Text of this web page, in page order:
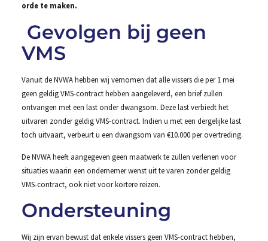
orde te maken.
Gevolgen bij geen
VMS
Vanuit de NVWA hebben wij vernomen dat alle vissers die per 1 mei
geen geldig VMS-contract hebben aangeleverd, een brief zullen
ontvangen met een last onder dwangsom. Deze last verbiedt het
uitvaren zonder geldig VMS-contract. Indien u met een dergelijke last
toch uitvaart, verbeurt u een dwangsom van €10.000 per overtreding.
De NVWA heeft aangegeven geen maatwerk te zullen verlenen voor
situaties waarin een ondernemer wenst uit te varen zonder geldig
VMS-contract, ook niet voor kortere reizen.
Ondersteuning
Wij zijn ervan bewust dat enkele vissers geen VMS-contract hebben,